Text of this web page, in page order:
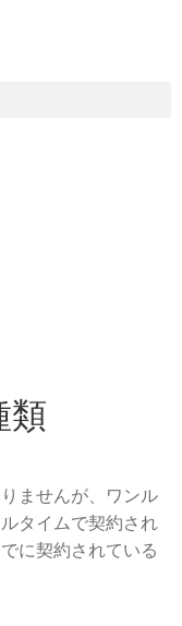
類
ませんが、ワンル
タイムで契約され
に契約されている